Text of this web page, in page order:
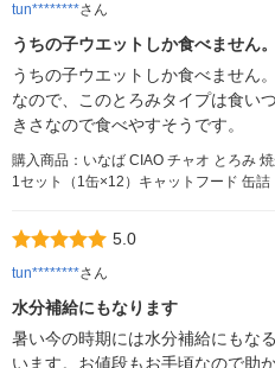
tun********さん
うちの子ウエットしか食べません
うちの子ウエットしか食べません
なので、このとろみタイプは食い
きさなので食べやすそうです。
購入商品：いなば CIAO チャオ とろみ
1セット（1缶×12）キャットフード 缶詰
5.0
tun********さん
水分補給にもなります
暑い今の時期には水分補給にもな
います。お値段もお手頃なので助か